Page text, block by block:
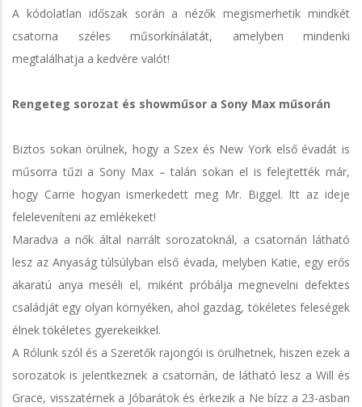
A kódolatlan időszak során a nézők megismerhetik mindkét
csatorna széles műsorkínálatát, amelyben mindenki
megtalálhatja a kedvére valót!
Rengeteg sorozat és showműsor a Sony Max műsorán
Biztos sokan örülnek, hogy a Szex és New York első évadát is
műsorra tűzi a Sony Max – talán sokan el is felejtették már,
hogy Carrie hogyan ismerkedett meg Mr. Biggel. Itt az ideje
feleleveníteni az emlékeket!
Maradva a nők által narrált sorozatoknál, a csatornán látható
lesz az Anyaság túlsúlyban első évada, melyben Katie, egy erős
akaratú anya meséli el, miként próbálja megnevelni defektes
családját egy olyan környéken, ahol gazdag, tökéletes feleségek
élnek tökéletes gyerekeikkel.
A Rólunk szól és a Szeretők rajongói is örülhetnek, hiszen ezek a
sorozatok is jelentkeznek a csatornán, de látható lesz a Will és
Grace, visszatérnek a Jóbarátok és érkezik a Ne bízz a 23-asban